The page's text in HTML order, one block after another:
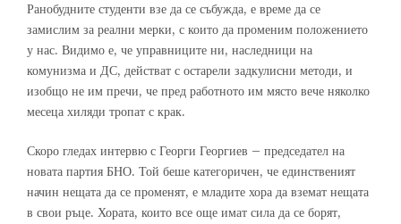
Ранобудните студенти взе да се събужда, е време да се
замислим за реални мерки, с които да променим положението
у нас. Видимо е, че управниците ни, наследници на
комунизма и ДС, действат с остарели задкулисни методи, и
изобщо не им пречи, че пред работното им място вече няколко
месеца хиляди тропат с крак.
Скоро гледах интервю с Георги Георгиев – председател на
новата партия БНО. Той беше категоричен, че единственият
начин нещата да се променят, е младите хора да вземат нещата
в свои ръце. Хората, които все още имат сила да се борят,